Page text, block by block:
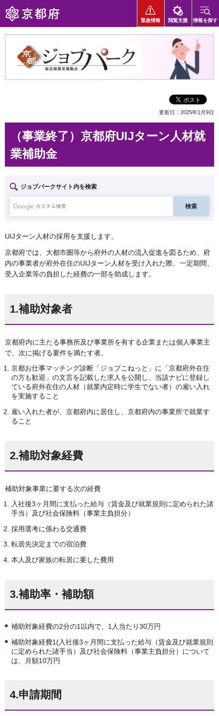
京都府
緊急情報 閲覧支援 情報を探す
更新日：2025年1月9日
（事業終了）京都府UIJターン人材就
業補助金
ジョブパークサイト内を検索
UIJターン人材の採用を支援します。
京都府では、大都市圏等から府外の人材の流入促進を図るため、府
内の事業者が府外在住のUIJターン人材を受け入れた際、一定期間、
受入企業等の負担した経費の一部を助成します。
1.補助対象者
京都府内に主たる事務所及び事業所を有する企業または個人事業主
で、次に掲げる要件を満たす者。
京都お仕事マッチング診断「ジョブこねっと」に「京都府外在住
の方も歓迎」の文言を記載した求人を公開し、当該ナビに登録し
ている府外在住の人材（就業内定時に学生でない者）の雇い入れ
を実施すること
雇い入れた者が、京都府内に居住し、京都府内の事業所で就業す
ること
2.補助対象経費
補助対象事業に要する次の経費
入社後3ヶ月間に支払った給与（賃金及び就業規則に定められた諸
手当）及び社会保険料（事業主負担分）
採用選考に係わる交通費
転居先決定までの宿泊費
本人及び家族の転居に要した費用
3.補助率・補助額
補助対象経費の2分の1以内で、1人当たり30万円
補助対象経費1(入社後3ヶ月間に支払った給与（賃金及び就業規則
に定められた諸手当）及び社会保険料（事業主負担分）について
は、月額10万円
4.申請期間